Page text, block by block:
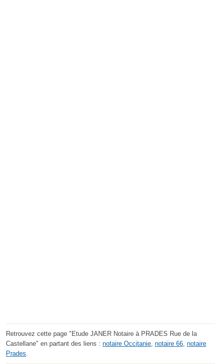
Retrouvez cette page "Etude JANER Notaire à PRADES Rue de la
Castellane" en partant des liens : notaire Occitanie notaire 66 notaire
Prades